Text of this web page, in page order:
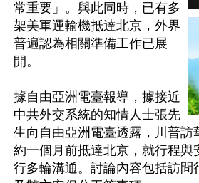
常重要」。與此同時，已有多
架美軍運輸機抵達北京，外界
普遍認為相關準備工作已展
開。
據自由亞洲電臺報導，據接近
中共外交系統的知情人士張先
生向自由亞洲電臺透露，川普訪
約一個月前抵達北京，就行程與
行多輪溝通。討論內容包括訪問